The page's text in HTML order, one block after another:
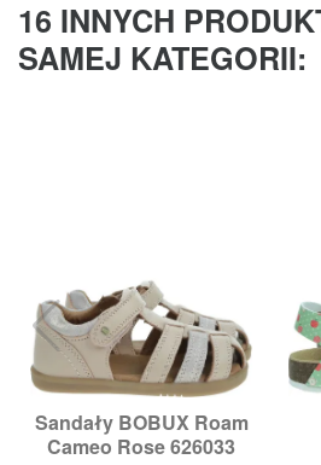
16 INNYCH
SAMEJ KATEGORII:
Sandały BOBUX Roam
Cameo Rose 626033